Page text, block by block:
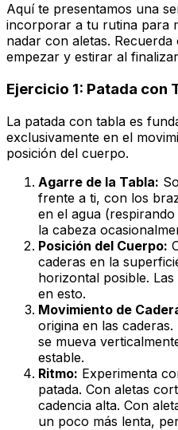
Aquí te presentamos una
incorporar a tu rutina para
nadar con aletas.
empezar y estirar al
Ejercicio 1: Patada con
La patada con tabla es
exclusivamente en el
posición del cuerpo.
Agarre de la Tabla:
frente a ti, con los
en el agua
la cabeza
Posición del Cuerpo:
caderas en la
horizontal posible.
en esto.
Movimiento de
origina en las
se mueva
estable.
Ritmo: Experimenta
patada. Con aletas
cadencia alta. Con
un poco más lenta,